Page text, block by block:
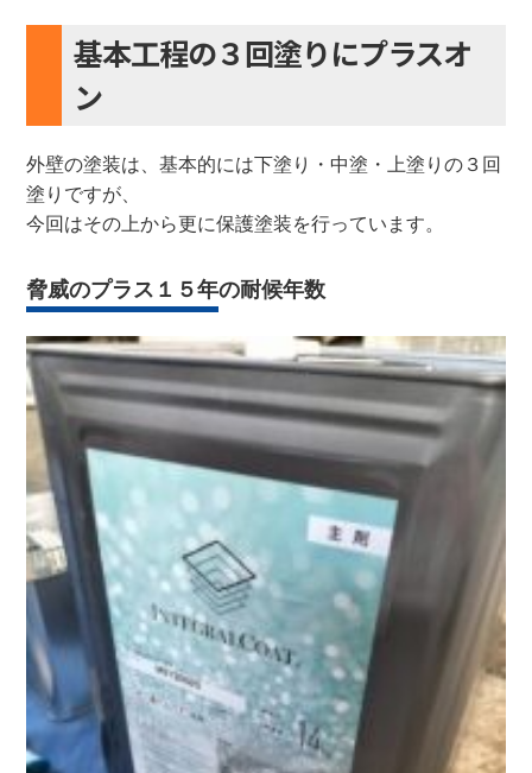
基本工程の３回塗りにプラスオ
ン
外壁の塗装は、基本的には下塗り・中塗・上塗りの３回
塗りですが、
今回はその上から更に保護塗装を行っています。
脅威のプラス１５年の耐候年数